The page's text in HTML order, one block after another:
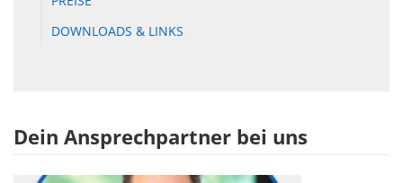
DOWNLOADS & LINKS
Dein Ansprechpartner bei uns